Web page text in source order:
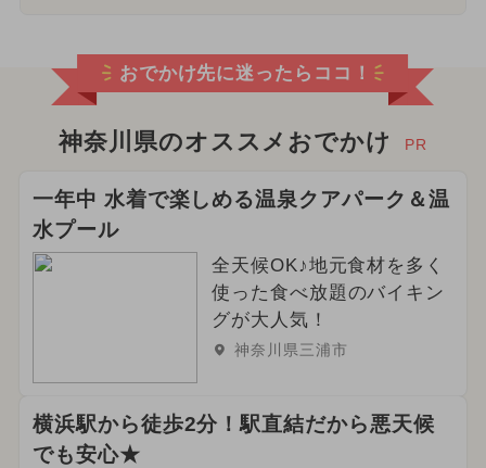
おでかけ先に迷ったらココ！
神奈川県のオススメおでかけ PR
一年中 水着で楽しめる温泉クアパーク＆温
水プール
全天候OK♪地元食材を多く
使った食べ放題のバイキン
グが大人気！
神奈川県三浦市
横浜駅から徒歩2分！駅直結だから悪天候
でも安心★